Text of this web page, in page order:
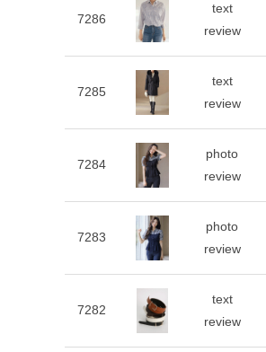
7286
text
review
7285
text
review
7284
photo
review
7283
photo
review
7282
text
review